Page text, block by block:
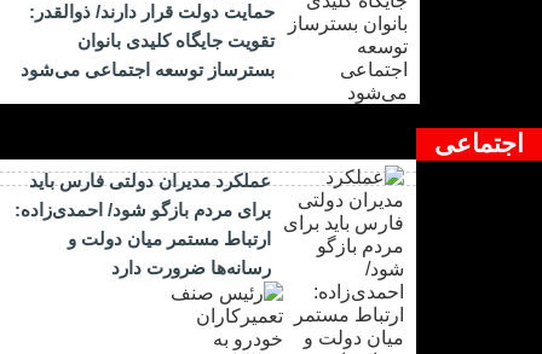
حمایت دولت قرار دارند/ ذوالقدر:
تقویت جایگاه کلیدی بانوان
بسترساز توسعه اجتماعی می‌شود
اجتماعی
عملکرد مدیران دولتی فارس باید
برای مردم بازگو شود/ احمدی‌زاده:
ارتباط مستمر میان دولت و
رسانه‌ها ضرورت دارد